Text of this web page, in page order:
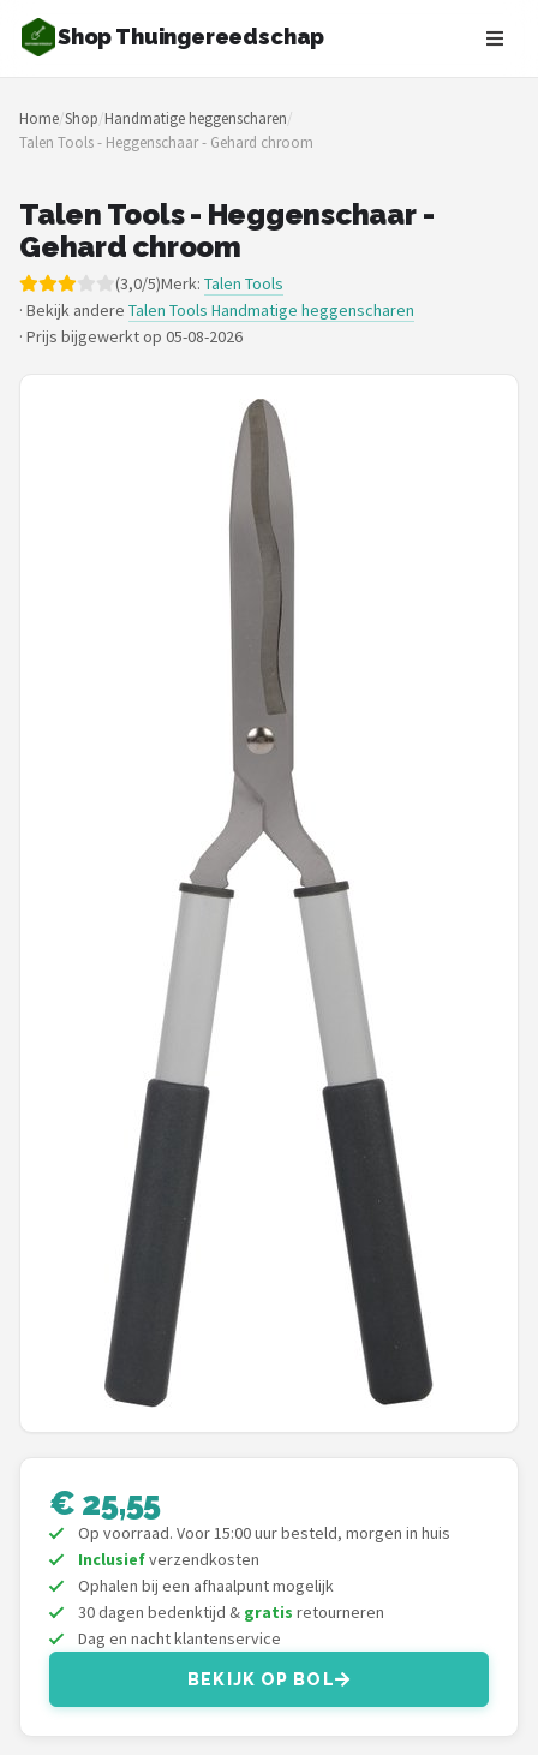
Shop Thuingereedschap
Zoeken
NAVIGATIE
Merken
Blog
Borderplanten
Hogedrukreinigers
Synx Tools
Alle merken →
Home/Shop/Handmatige heggenscharen/
Talen Tools - Heggenschaar - Gehard chroom
Talen Tools - Heggenschaar -
Gehard chroom
(3,0/5)Merk: Talen Tools
· Bekijk andere Talen Tools Handmatige heggenscharen
· Prijs bijgewerkt op 05-08-2026
€ 25,55
Op voorraad. Voor 15:00 uur besteld, morgen in huis
Inclusiefverzendkosten
Ophalen bij een afhaalpunt mogelijk
30 dagen bedenktijd & gratis retourneren
Dag en nacht klantenservice
BEKIJK OP BOL